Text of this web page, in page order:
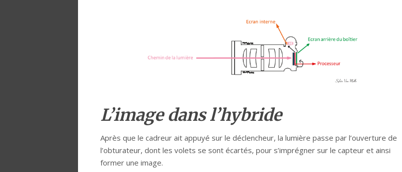
L’image dans l’hybride
Après que le cadreur ait appuyé sur le déclencheur, la lumière passe par l’ouverture de
l’obturateur, dont les volets se sont écartés, pour s’imprégner sur le capteur et ainsi
former une image.